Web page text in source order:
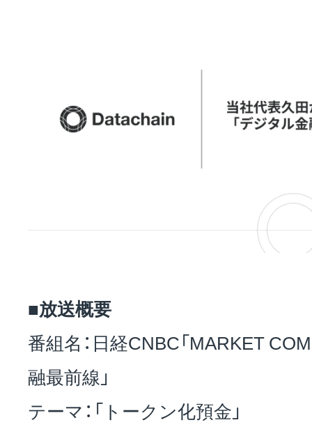
■放送概要
番組名：日経CNBC「MARKET
融最前線」
テーマ：「トークン化預金」